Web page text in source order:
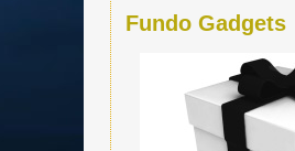
Fundo Gadgets